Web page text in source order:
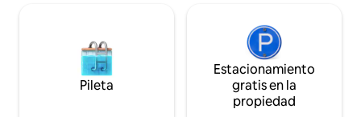
Pileta
Estacionamiento
gratis en la
propiedad